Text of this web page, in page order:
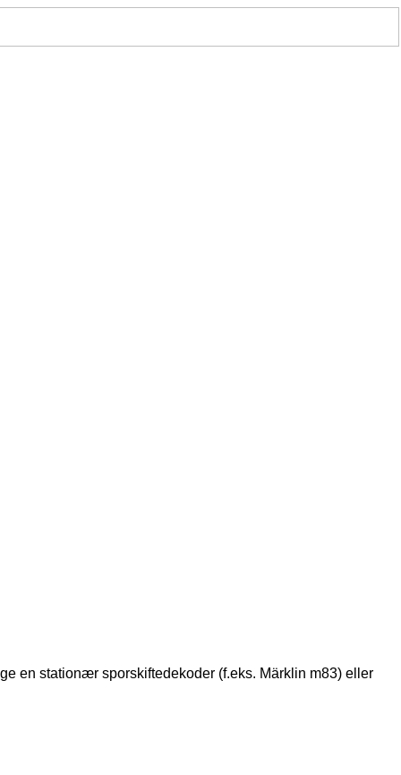
en stationær sporskiftedekoder (f.eks. Märklin m83) eller